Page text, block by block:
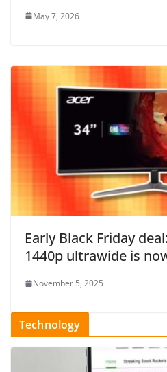
May 7, 2026
Early Black Friday
1440p ultrawide is
November 5, 2025
Technology